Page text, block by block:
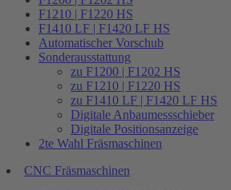
F1210 | F1220 HS
F1410 LF | F1420 LF HS
Automatischer Vorschub
Sonderausstattung
zu F1200 | F1202 HS
zu F1210 | F1220 HS
zu F1410 LF | F1420 LF HS
Digitale Anbaumessschieber
Digitale Positionsanzeige
2te Wahl Fräsmaschinen
CNC Fräsmaschinen